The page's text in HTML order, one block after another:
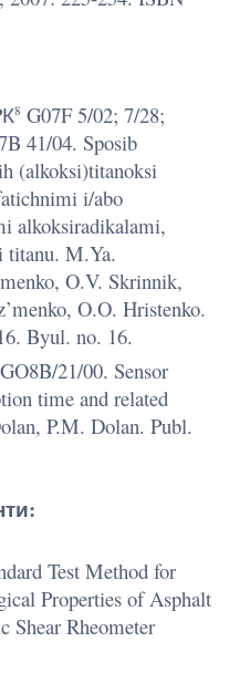
8 G07F 5/02; 7/28;
41/04. Sposib
(alkoksi)titanoksi
i/abo
alkoksiradikalami,
titanu. M.Ya.
O.V. Skrinnik,
O.O. Hristenko.
Byul. no. 16.
GO8B/21/00. Sensor
time and related
P.M. Dolan. Publ.
Test Method for
Properties of Asphalt
Shear Rheometer